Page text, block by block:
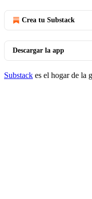
Crea tu Substack
Descargar la app
Substack es el hogar de la